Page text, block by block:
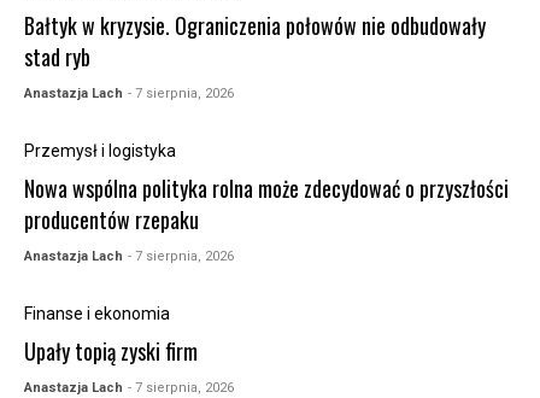
Bałtyk w kryzysie. Ograniczenia połowów nie odbudowały
stad ryb
Anastazja Lach - 7 sierpnia, 2026
Przemysł i logistyka
Nowa wspólna polityka rolna może zdecydować o przyszłości
producentów rzepaku
Anastazja Lach - 7 sierpnia, 2026
Finanse i ekonomia
Upały topią zyski firm
Anastazja Lach - 7 sierpnia, 2026